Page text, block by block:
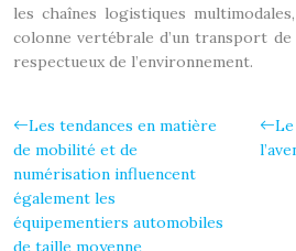
les chaînes logistiques
colonne vertébrale d’un transport
respectueux de l’environnement.
Les tendances en matière
de mobilité et de
numérisation influencent
également les
équipementiers automobiles
de taille moyenne